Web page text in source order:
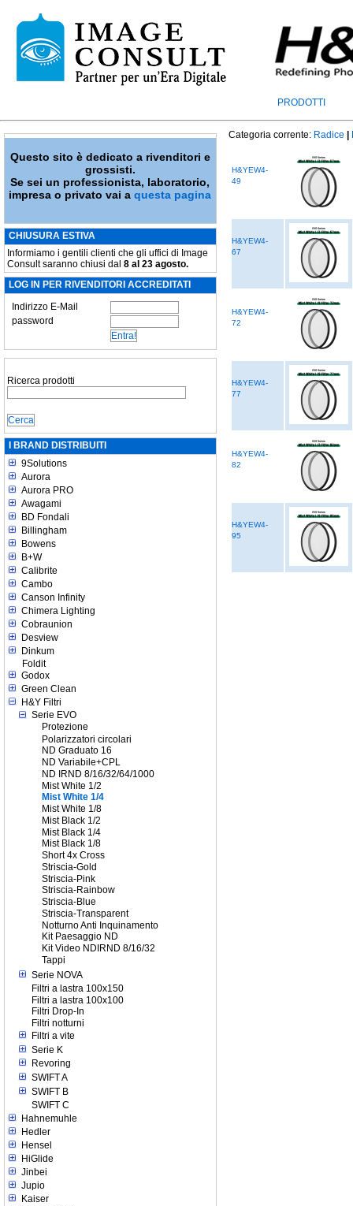
PRODOTTI
Questo sito è dedicato a rivenditori e
grossisti.
Se sei un professionista, laboratorio,
impresa o privato vai aquesta pagina
CHIUSURA ESTIVA
Informiamo i gentili clienti che gli uffici di Image
Consult saranno chiusi dal 8 al 23 agosto.
LOG IN PER RIVENDITORI ACCREDITATI
Indirizzo E-Mail
password
Ricerca prodotti
I BRAND DISTRIBUITI
9Solutions
Aurora
Aurora PRO
Awagami
BD Fondali
Billingham
Bowens
B+W
Calibrite
Cambo
Canson Infinity
Chimera Lighting
Cobraunion
Desview
Dinkum
Foldit
Godox
Green Clean
H&Y Filtri
Serie EVO
Protezione
Polarizzatori circolari
ND Graduato 16
ND Variabile+CPL
ND IRND 8/16/32/64/1000
Mist White 1/2
Mist White 1/4
Mist White 1/8
Mist Black 1/2
Mist Black 1/4
Mist Black 1/8
Short 4x Cross
Striscia-Gold
Striscia-Pink
Striscia-Rainbow
Striscia-Blue
Striscia-Transparent
Notturno Anti Inquinamento
Kit Paesaggio ND
Kit Video NDIRND 8/16/32
Tappi
Serie NOVA
Filtri a lastra 100x150
Filtri a lastra 100x100
Filtri Drop-In
Filtri notturni
Filtri a vite
Serie K
Revoring
SWIFT A
SWIFT B
SWIFT C
Hahnemuhle
Hedler
Hensel
HiGlide
Jinbei
Jupio
Kaiser
Categoria corrente: Radice
H&YEW4-
49
H&YEW4-
67
H&YEW4-
72
H&YEW4-
77
H&YEW4-
82
H&YEW4-
95